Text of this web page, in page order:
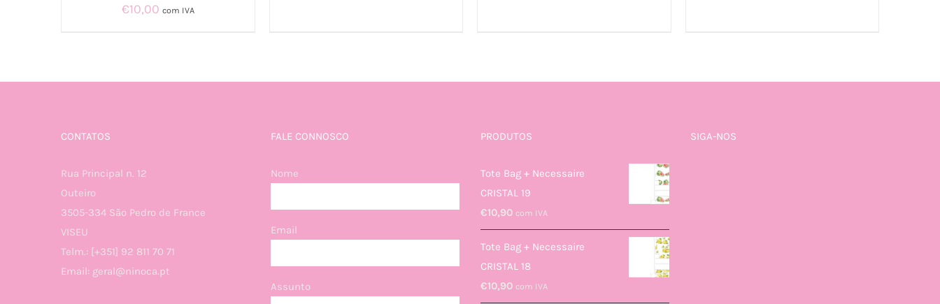
€10,00 com IVA
CONTATOS
Rua Principal n. 12
Outeiro
3505-334 São Pedro de France
VISEU
Telm.: [+351] 92 811 70 71
Email: geral@ninoca.pt
FALE CONNOSCO
Nome
Email
Assunto
PRODUTOS
Tote Bag + Necessaire
CRISTAL 19
€10,90 com IVA
Tote Bag + Necessaire
CRISTAL 18
€10,90 com IVA
SIGA-NOS